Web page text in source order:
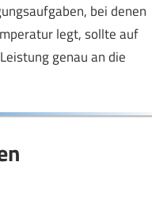
bei denen
legt, sollte auf
genau an die